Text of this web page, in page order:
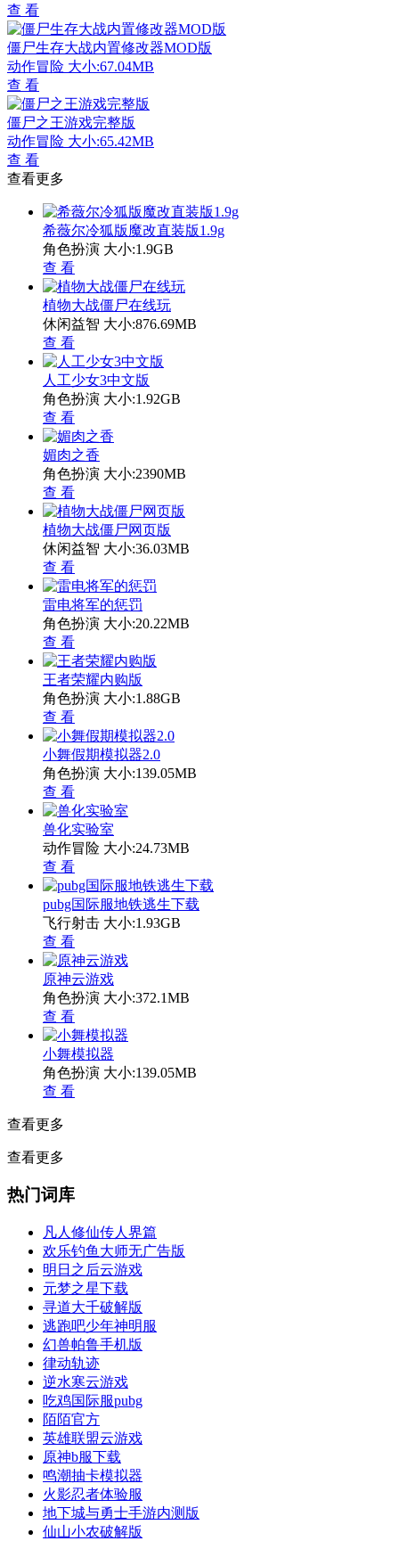
查 看
僵尸生存大战内置修改器MOD版
动作冒险 大小:67.04MB
查 看
僵尸之王游戏完整版
动作冒险 大小:65.42MB
查 看
查看更多
希薇尔冷狐版魔改直装版1.9g
角色扮演 大小:1.9GB
查 看
植物大战僵尸在线玩
休闲益智 大小:876.69MB
查 看
人工少女3中文版
角色扮演 大小:1.92GB
查 看
媚肉之香
角色扮演 大小:2390MB
查 看
植物大战僵尸网页版
休闲益智 大小:36.03MB
查 看
雷电将军的惩罚
角色扮演 大小:20.22MB
查 看
王者荣耀内购版
角色扮演 大小:1.88GB
查 看
小舞假期模拟器2.0
角色扮演 大小:139.05MB
查 看
兽化实验室
动作冒险 大小:24.73MB
查 看
pubg国际服地铁逃生下载
飞行射击 大小:1.93GB
查 看
原神云游戏
角色扮演 大小:372.1MB
查 看
小舞模拟器
角色扮演 大小:139.05MB
查 看
查看更多
查看更多
热门词库
凡人修仙传人界篇
欢乐钓鱼大师无广告版
明日之后云游戏
元梦之星下载
寻道大千破解版
逃跑吧少年神明服
幻兽帕鲁手机版
律动轨迹
逆水寒云游戏
吃鸡国际服pubg
陌陌官方
英雄联盟云游戏
原神b服下载
鸣潮抽卡模拟器
火影忍者体验服
地下城与勇士手游内测版
仙山小农破解版